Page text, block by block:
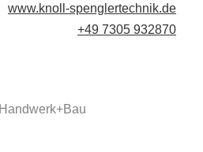
www.knoll-spenglertechnik.de
+49 7305 932870
Handwerk+Bau